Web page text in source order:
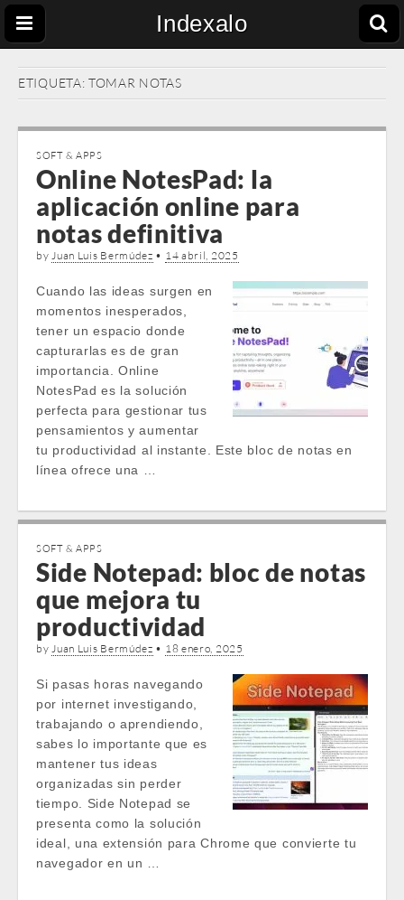
Indexalo
ETIQUETA: TOMAR NOTAS
SOFT & APPS
Online NotesPad: la
aplicación online para
notas definitiva
byJuan Luis Bermúdez • 14 abril, 2025
Cuando las ideas surgen en
momentos inesperados,
tener un espacio donde
capturarlas es de gran
importancia. Online
NotesPad es la solución
perfecta para gestionar tus
pensamientos y aumentar
tu productividad al instante. Este bloc de notas en
línea ofrece una …
SOFT & APPS
Side Notepad: bloc de notas
que mejora tu
productividad
byJuan Luis Bermúdez • 18 enero, 2025
Si pasas horas navegando
por internet investigando,
trabajando o aprendiendo,
sabes lo importante que es
mantener tus ideas
organizadas sin perder
tiempo. Side Notepad se
presenta como la solución
ideal, una extensión para Chrome que convierte tu
navegador en un …